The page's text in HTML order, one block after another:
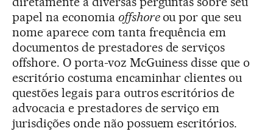
papel na economia offshoreou por que seu
nome aparece com tanta frequência em
documentos de prestadores de serviços
offshore. O porta-voz McGuiness disse que o
escritório costuma encaminhar clientes ou
questões legais para outros escritórios de
advocacia e prestadores de serviço em
jurisdições onde não possuem escritórios.